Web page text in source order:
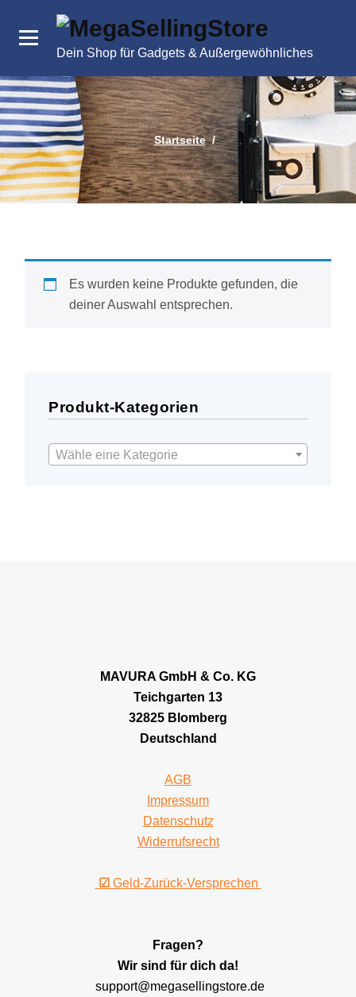
Inhalt
Dein Shop für Gadgets & Außergewöhnliches
Startseite/
Es wurden keine Produkte gefunden, die
deiner Auswahl entsprechen.
Produkt-Kategorien
Wähle eine Kategorie
MAVURA GmbH & Co. KG
Teichgarten 13
32825 Blomberg
Deutschland
AGB
Impressum
Datenschutz
Widerrufsrecht
☑ Geld-Zurück-Versprechen
Fragen?
Wir sind für dich da!
support@megasellingstore.de